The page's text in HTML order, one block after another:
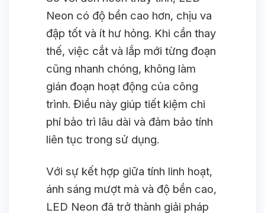
Neon có độ bền cao hơn, chịu va
đập tốt và ít hư hỏng. Khi cần thay
thế, việc cắt và lắp mới từng đoạn
cũng nhanh chóng, không làm
gián đoạn hoạt động của công
trình. Điều này giúp tiết kiệm chi
phí bảo trì lâu dài và đảm bảo tính
liên tục trong sử dụng.
Với sự kết hợp giữa tính linh hoạt,
ánh sáng mượt mà và độ bền cao,
LED Neon đã trở thành giải pháp